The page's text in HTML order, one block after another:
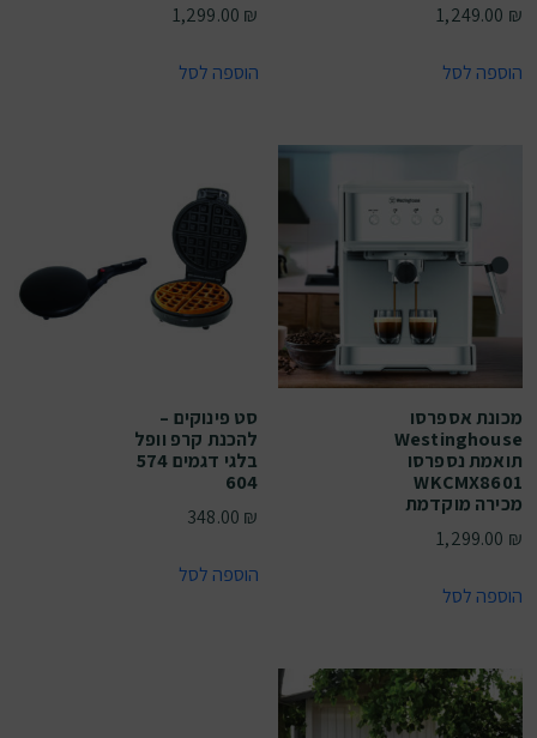
1,249.00 ₪
הוספה לסל
1,299.00 ₪
הוספה לסל
מכונת אספרסו
Westinghouse
תואמת נספרסו
WKCMX8601
מכירה מוקדמת
1,299.00 ₪
הוספה לסל
סט פינוקים –
להכנת קרפ וופל
בלגי דגמים 574
604
348.00 ₪
הוספה לסל